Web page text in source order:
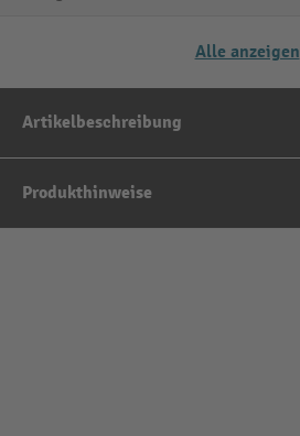
Alle anzeigen
Artikelbeschreibung
Produkthinweise